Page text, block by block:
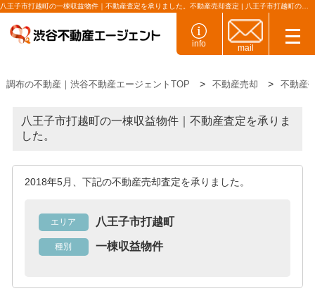
info mail
調布の不動産｜渋谷不動産エージェントTOP 不動産売却 不動産
八王子市打越町の一棟収益物件｜不動産査定を承りま
した。
2018年5月、下記の不動産売却査定を承りました。
エリア 八王子市打越町
種別 一棟収益物件